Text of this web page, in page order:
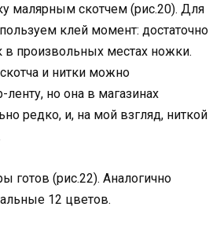
малярным скотчем (рис.20). Для
клей момент: достаточно
в произвольных местах ножки.
и нитки можно
ленту, но она в магазинах
редко, и, на мой взгляд, ниткой
готов (рис.22). Аналогично
12 цветов.